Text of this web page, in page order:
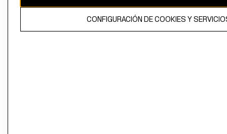
El contenido de esta página web está protegido por copyright y es
propiedad de H&M Hennes & Mauritz AB
CONFIGURACIÓN DE COOKIES Y